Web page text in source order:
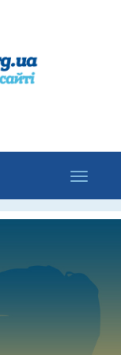
Toggle
navigation